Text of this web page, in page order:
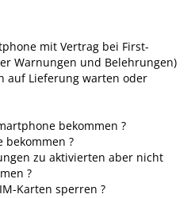
mit Vertrag bei First-
Warnungen und Belehrungen)
auf Lieferung warten oder
bekommen ?
bekommen ?
zu aktivierten aber nicht
?
Karten sperren ?